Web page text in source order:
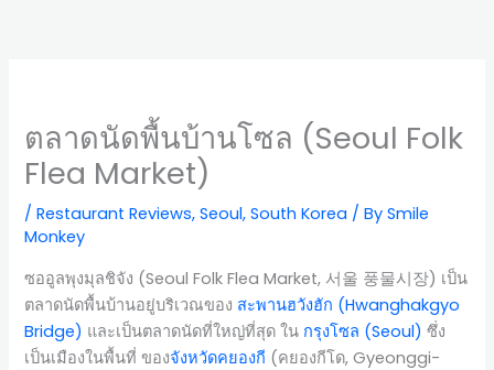
ตลาดนัดพื้นบ้านโซล (Seoul Folk
Flea Market)
/Restaurant Reviews,Seoul,South Korea / BySmile
Monkey
ซออูลพุงมุลชิจัง (Seoul Folk Flea Market, 서울 풍물시장) เป็น
ตลาดนัดพื้นบ้านอยู่บริเวณของ สะพานฮวังฮัก (Hwanghakgyo
Bridge) และเป็นตลาดนัดที่ใหญ่ที่สุด ใน กรุงโซล (Seoul) ซึ่ง
เป็นเมืองในพื้นที่ ของจังหวัดคยองกี (คยองกีโด, Gyeonggi-